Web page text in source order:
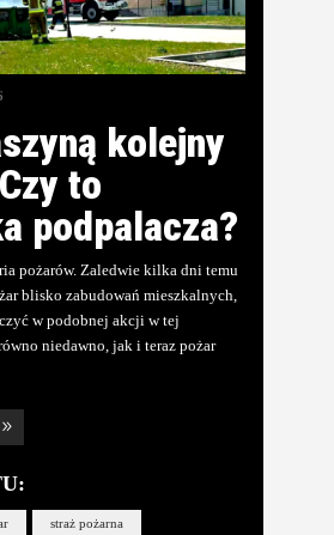
kolejny
to
podpalacza?
pożarów. Zaledwie kilka dni temu
blisko zabudowań mieszkalnych,
w podobnej akcji w tej
niedawno, jak i teraz pożar
straż pożarna